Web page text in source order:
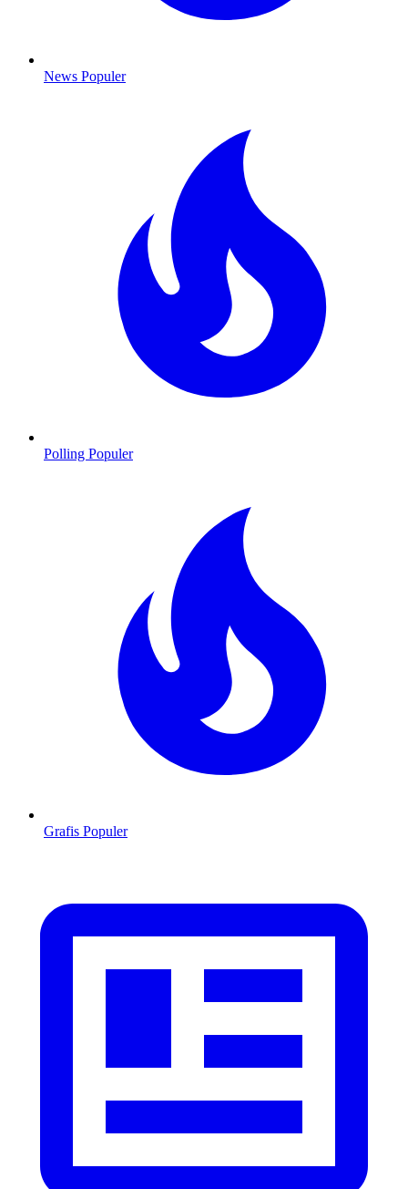
News Populer
Polling Populer
Grafis Populer